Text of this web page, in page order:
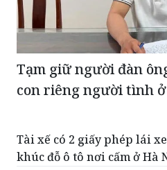
Tạm giữ người đàn
con riêng người tình
Tài xế có 2 giấy phép lái
khúc đỗ ô tô nơi cấm ở Hà